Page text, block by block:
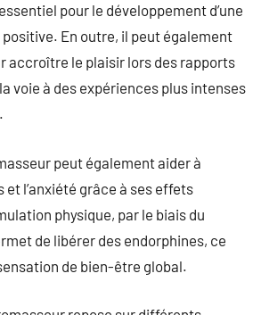
pour le développement d’une
En outre, il peut également
accroître le plaisir lors des rapports
voie à des expériences plus intenses
peut également aider à
l’anxiété grâce à ses effets
physique, par le biais du
de libérer des endorphines, ce
de bien-être global.